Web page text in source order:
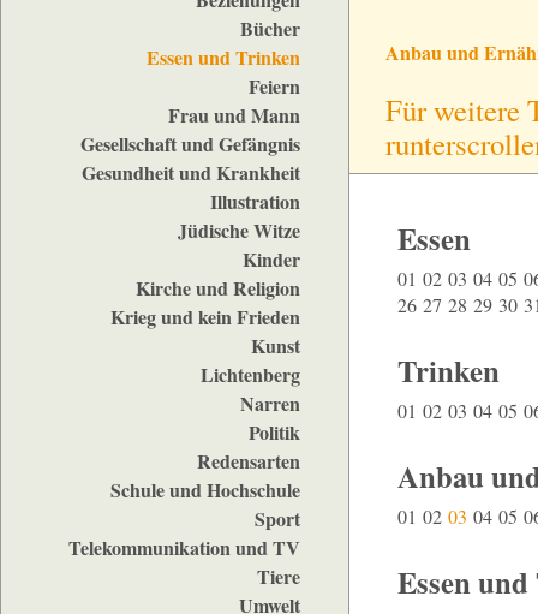
Bücher
Essen und Trinken
Feiern
Frau und Mann
Gesellschaft und Gefängnis
Gesundheit und Krankheit
Illustration
Jüdische Witze
Kinder
Kirche und Religion
Krieg und kein Frieden
Kunst
Lichtenberg
Narren
Politik
Redensarten
Schule und Hochschule
Sport
Telekommunikation und TV
Tiere
Umwelt
Anbau und
Für weitere
Essen
01 02 03 04 05
26 27 28 29 30
Trinken
01 02 03 04 05
Anbau
01 02 03 04 05
Essen